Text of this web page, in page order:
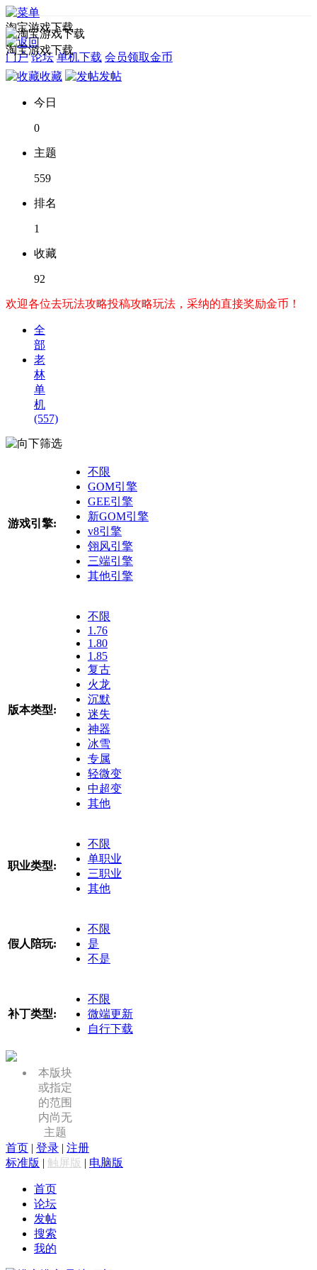
淘宝游戏下载
门户 论坛 单机下载 会员领取金币
淘宝游戏下载
收藏 发帖
今日
0
主题
559
排名
1
收藏
92
欢迎各位去玩法攻略投稿攻略玩法，采纳的直接奖励金币！
全
部
老
林
单
机
(557)
筛选
游戏引擎:
不限
GOM引擎
GEE引擎
新GOM引擎
v8引擎
翎风引擎
三端引擎
其他引擎
版本类型:
不限
1.76
1.80
1.85
复古
火龙
沉默
迷失
神器
冰雪
专属
轻微变
中超变
其他
职业类型:
不限
单职业
三职业
其他
假人陪玩:
不限
是
不是
补丁类型:
不限
微端更新
自行下载
本版块
或指定
的范围
内尚无
主题
首页 | 登录 | 注册
标准版 | 触屏版 | 电脑版
首页
论坛
发帖
搜索
我的